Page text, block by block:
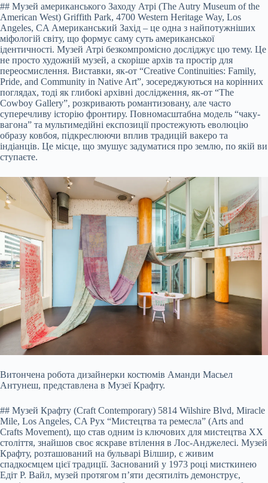
## Музей американського Заходу Атрі (The Autry Museum of the
American West) Griffith Park, 4700 Western Heritage Way, Los
Angeles, CA Американський Захід – це одна з найпотужніших
міфологій світу, що формує саму суть американської
ідентичності. Музей Атрі безкомпромісно досліджує цю тему. Це
не просто художній музей, а скоріше архів та простір для
переосмислення. Виставки, як-от “Creative Continuities: Family,
Pride, and Community in Native Art”, зосереджуються на корінних
поглядах, тоді як глибокі архівні дослідження, як-от “The
Cowboy Gallery”, розкривають романтизовану, але часто
суперечливу історію фронтиру. Повномасштабна модель “чаку-
вагона” та мультимедійні експозиції простежують еволюцію
образу ковбоя, підкреслюючи вплив традицій вакеро та
індіанців. Це місце, що змушує задуматися про землю, по якій ви
ступаєте.
Витончена робота дизайнерки костюмів Аманди Масьел
Антунеш, представлена в Музеї Крафту.
## Музей Крафту (Craft Contemporary) 5814 Wilshire Blvd, Miracle
Mile, Los Angeles, CA Рух “Мистецтва та ремесла” (Arts and
Crafts Movement), що став одним із ключових для мистецтва XX
століття, знайшов своє яскраве втілення в Лос-Анджелесі. Музей
Крафту, розташований на бульварі Вілшир, є живим
спадкоємцем цієї традиції. Заснований у 1973 році мисткинею
Едіт Р. Вайл, музей протягом п’яти десятиліть демонструє,